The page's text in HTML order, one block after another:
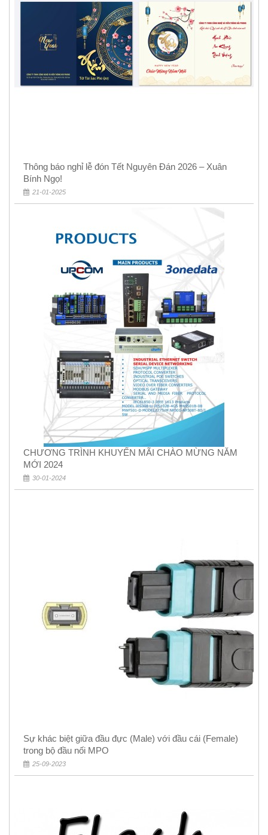
Thông báo nghỉ lễ đón Tết Nguyên Đán 2026 – Xuân
Bính Ngọ!
21-01-2025
CHƯƠNG TRÌNH KHUYẾN MÃI CHÀO MỪNG NĂM
MỚI 2024
30-01-2024
Sự khác biệt giữa đầu đực (Male) với đầu cái (Female)
trong bộ đầu nối MPO
25-09-2023